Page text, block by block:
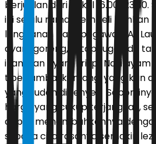
berjualan dari pukul 16.00-
ini selalu ramai pembeli bahkan
langganan para pegawai KAI.
ayam goreng, tetapi juga ada
ikan, dan ayam krispi. Nasi ayam
tipe sambal kemangi yang kan
yang sudah dipenyet.
harga yang cukup terjangkau,
dapat menambahkannya
supaya cita rasanya semakin